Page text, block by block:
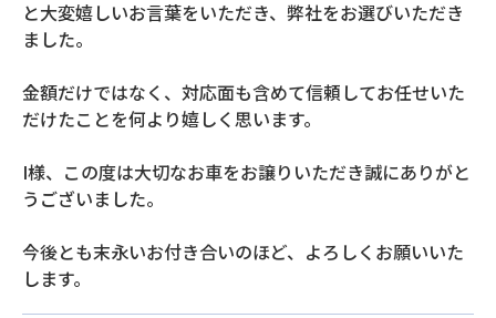
と大変嬉しいお言葉をいただき、弊社をお選びいただき
ました。
金額だけではなく、対応面も含めて信頼してお任せいた
だけたことを何より嬉しく思います。
I様、この度は大切なお車をお譲りいただき誠にありがと
うございました。
今後とも末永いお付き合いのほど、よろしくお願いいた
します。